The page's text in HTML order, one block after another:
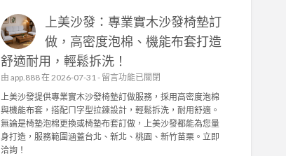
台
灣
高
山
茶
發
的
品
質
上美沙發：專業實木沙發椅墊訂
做，高密度泡棉、機能布套打造
舒適耐用，輕鬆拆洗！
由 app.888在 2026-07-31 - 在
〈
上
美
沙
發
留言功能已關閉
上美沙發提供專業實木沙發椅墊訂做服務，採用高密度泡棉
與機能布套，搭配ㄇ字型拉鍊設計，輕鬆拆洗，耐用舒適。
無論是椅墊泡棉更換或椅墊布套訂做，上美沙發都能為您量
身打造，服務範圍涵蓋台北、新北、桃園、新竹苗栗。立即
洽詢！